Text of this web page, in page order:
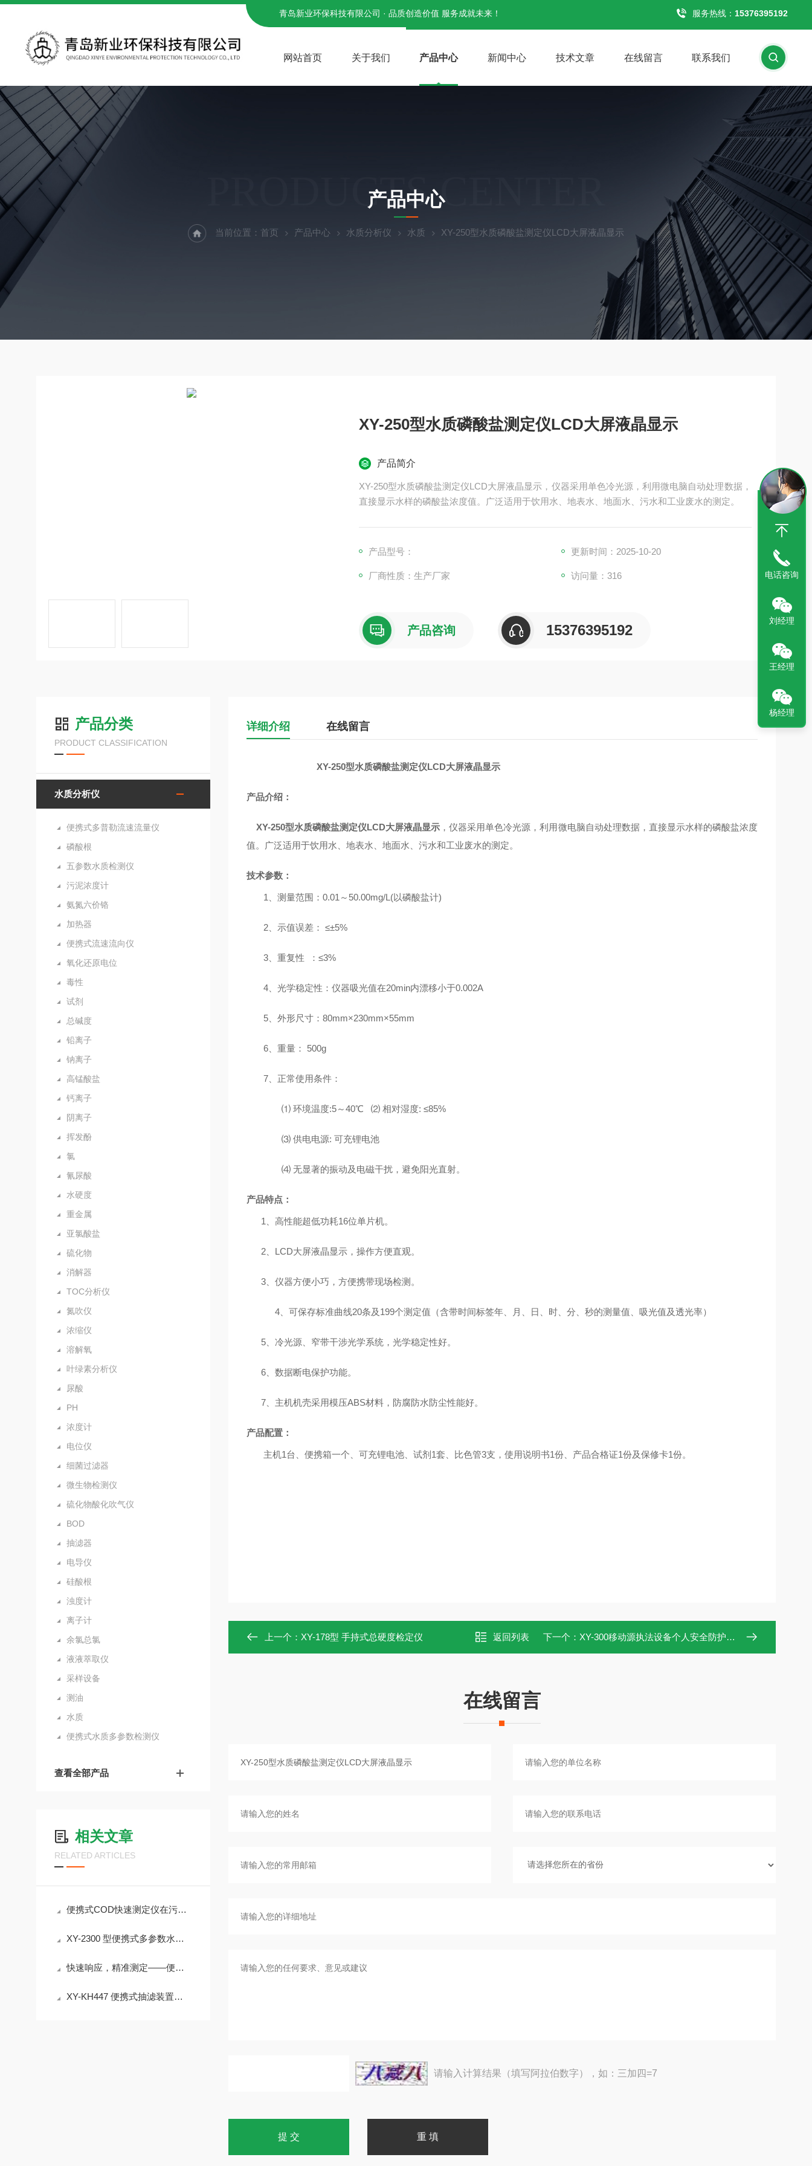
青岛新业环保科技有限公司 · 品质创造价值 服务成就未来！ 服务热线： 15376395192
网站首页 关于我们 产品中心 新闻中心 技术文章 在线留言 联系我们
PRODUCTS CENTER
产品中心
当前位置： 首页 产品中心 水质分析仪 水质 XY-250型水质磷酸盐测定仪LCD大屏液晶显示
XY-250型水质磷酸盐测定仪LCD大屏液晶显示
产品简介
XY-250型水质磷酸盐测定仪LCD大屏液晶显示，仪器采用单色冷光源，利用微电脑自动处理数据，
直接显示水样的磷酸盐浓度值。广泛适用于饮用水、地表水、地面水、污水和工业废水的测定。
产品型号： 更新时间：2025-10-20
厂商性质：生产厂家 访问量：316
产品咨询 15376395192
产品分类
PRODUCT CLASSIFICATION
水质分析仪
便携式多普勒流速流量仪
磷酸根
五参数水质检测仪
污泥浓度计
氨氮六价铬
加热器
便携式流速流向仪
氧化还原电位
毒性
试剂
总碱度
铅离子
钠离子
高锰酸盐
钙离子
阴离子
挥发酚
氯
氰尿酸
水硬度
重金属
亚氯酸盐
硫化物
消解器
TOC分析仪
氮吹仪
浓缩仪
溶解氧
叶绿素分析仪
尿酸
PH
浓度计
电位仪
细菌过滤器
微生物检测仪
硫化物酸化吹气仪
BOD
抽滤器
电导仪
硅酸根
浊度计
离子计
余氯总氯
液液萃取仪
采样设备
测油
水质
便携式水质多参数检测仪
查看全部产品
相关文章
RELATED ARTICLES
便携式COD快速测定仪在污水处理厂工艺控制、排污口监测中的应用
XY-2300 型便携式多参数水质快速测定仪 30% 试剂节省 检测成本降
快速响应，精准测定——便携式COD快速测定仪
XY-KH447 便携式抽滤装置｜＜55dB 低噪声 水质过滤实验室外场设备介绍
详细介绍 在线留言
XY-250型水质磷酸盐测定仪LCD大屏液晶显示
产品介绍：
XY-250型水质磷酸盐测定仪LCD大屏液晶显示 ，仪器采用单色冷光源，利用微电脑自动处理数据，直接显示水样的磷酸盐浓度
值。广泛适用于饮用水、地表水、地面水、污水和工业废水的测定。
技术参数：
1 、测量范围： 0.01 ～ 50.00mg/L (以磷酸盐计)
2、示值误差： ≤±5%
3、重复性 ： ≤3%
4、光学稳定性：仪器吸光值在20min内漂移小于0.002A
5、外形尺寸： 80mm×230mm×55mm
6、重量： 500g
7、正常使用条件：
⑴ 环境温度:5～40℃ ⑵ 相对湿度: ≤85%
⑶ 供电电源: 可充锂电池
⑷ 无显著的振动及电磁干扰，避免阳光直射。
产品特点：
1 、高性能超低功耗16位单片机。
2、 LCD大屏液晶显示，操作方便直观。
3、仪器方便小巧，方便携带现场检测。
4、可保存标准曲线20条及 199个测定值（含带时间标签年、月、日、时、分、秒的测量值、吸光值及透光率）
5、冷光源、窄带干涉光学系统，光学稳定性好。
6、数据断电保护功能。
7、主机机壳采用模压ABS材料，防腐防水防尘性能好。
产品配置：
主机1台、 便携箱一个、可充锂电池、试剂 1套、比色管3支，使用说明书1份、产品合格证1份及保修卡1份。
上一个： XY-178型 手持式总硬度检定仪 返回列表 下一个： XY-300移动源执法设备个人安全防护设备
在线留言
请输入计算结果（填写阿拉伯数字），如：三加四=7
电话咨询
刘经理
王经理
杨经理